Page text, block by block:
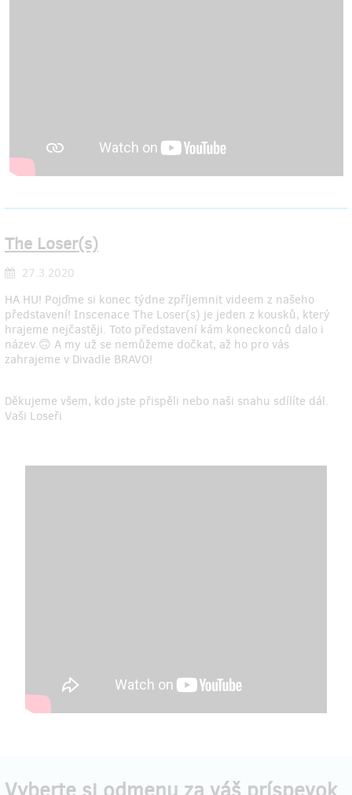
The Loser(s)
27.3.2020
HA HU! Pojďme si konec týdne zpříjemnit videem z našeho
představení! Inscenace The Loser(s) je jeden z kousků, který
hrajeme nejčastěji. Toto představení kám koneckonců dalo i
název.🙃 A my už se nemůžeme dočkat, až ho pro vás
zahrajeme v Divadle BRAVO!
Děkujeme všem, kdo jste přispěli nebo naši snahu sdílíte dál.
Vaši Loseři